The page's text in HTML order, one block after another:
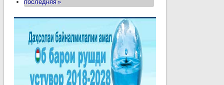
последняя »